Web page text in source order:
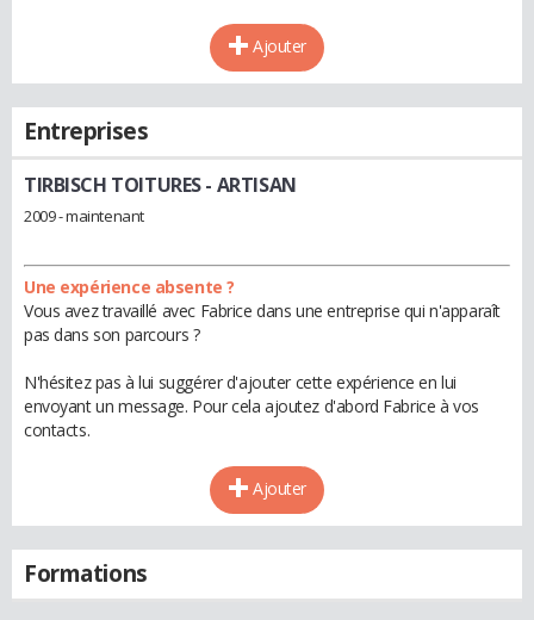
Ajouter
Entreprises
TIRBISCH TOITURES- ARTISAN
2009 - maintenant
Une expérience absente ?
Vous avez travaillé avec Fabrice dans une entreprise qui n'apparaît
pas dans son parcours ?
N'hésitez pas à lui suggérer d'ajouter cette expérience en lui
envoyant un message. Pour cela ajoutez d'abord Fabrice à vos
contacts.
Ajouter
Formations